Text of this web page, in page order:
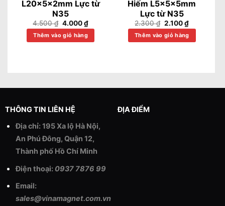
L20x5x2mm Lực từ
N35
4.500₫ Giá
gốc
là:
4.500 ₫.
4.000₫Giá
hiện
là:
Thêm vào giỏ hàng
Hiếm L5x5x5mm
Lực từ N35
2.300₫ Giá
gốc
là:
2.300 ₫.
2.100₫Giá
hiện
tại
là:
Thêm vào giỏ hàng
THÔNG TIN LIÊN HỆ
Địa chỉ: 195 Xa lộ Hà Nội,
An Phú Đông, Quận 12,
Thành phố Hồ Chí Minh
Điện thoại: 0937 7876 99
Email:
sales@vinamagnet.com.vn
ĐỊA ĐIỂM